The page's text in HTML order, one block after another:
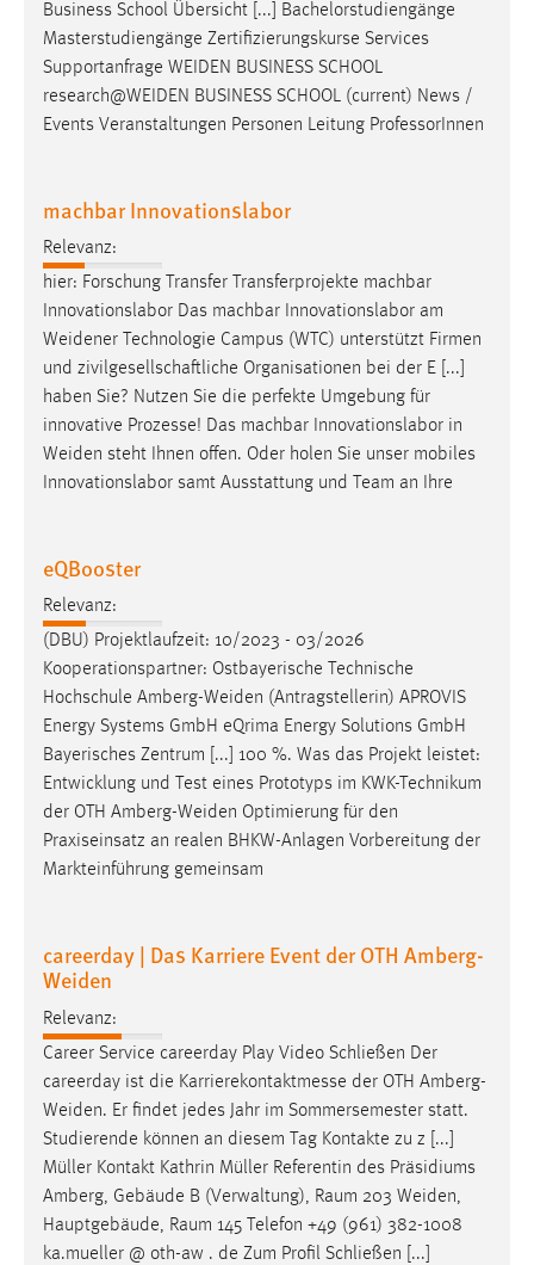
Business School Übersicht [...] Bachelorstudiengänge
Masterstudiengänge Zertifizierungskurse Services
Supportanfrage WEIDEN BUSINESS SCHOOL
research@WEIDEN BUSINESS SCHOOL (current) News /
Events Veranstaltungen Personen Leitung ProfessorInnen
machbar Innovationslabor
Relevanz:
hier: Forschung Transfer Transferprojekte machbar
Innovationslabor Das machbar Innovationslabor am
Weidener Technologie Campus (WTC) unterstützt Firmen
und zivilgesellschaftliche Organisationen bei der E [...]
haben Sie? Nutzen Sie die perfekte Umgebung für
innovative Prozesse! Das machbar Innovationslabor in
Weiden steht Ihnen offen. Oder holen Sie unser mobiles
Innovationslabor samt Ausstattung und Team an Ihre
eQBooster
Relevanz:
(DBU) Projektlaufzeit: 10/2023 - 03/2026
Kooperationspartner: Ostbayerische Technische
Hochschule Amberg-Weiden (Antragstellerin) APROVIS
Energy Systems GmbH eQrima Energy Solutions GmbH
Bayerisches Zentrum [...] 100 %. Was das Projekt leistet:
Entwicklung und Test eines Prototyps im KWK-Technikum
der OTH Amberg-Weiden Optimierung für den
Praxiseinsatz an realen BHKW-Anlagen Vorbereitung der
Markteinführung gemeinsam
careerday | Das Karriere Event der OTH Amberg-
Weiden
Relevanz:
Career Service careerday Play Video Schließen Der
careerday ist die Karrierekontaktmesse der OTH Amberg-
Weiden. Er findet jedes Jahr im Sommersemester statt.
Studierende können an diesem Tag Kontakte zu z [...]
Müller Kontakt Kathrin Müller Referentin des Präsidiums
Amberg, Gebäude B (Verwaltung), Raum 203 Weiden,
Hauptgebäude, Raum 145 Telefon +49 (961) 382-1008
ka.mueller @ oth-aw . de Zum Profil Schließen [...]